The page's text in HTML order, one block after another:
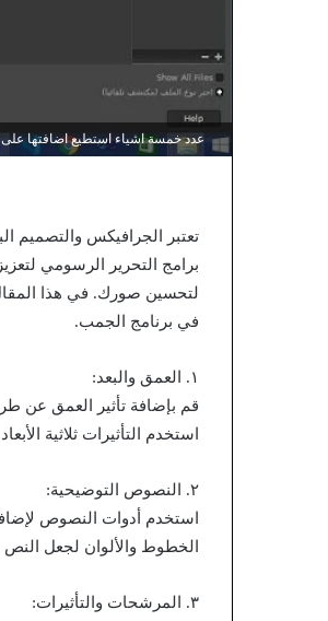
عدد خمسة اشياء استطيع اضافتها
تعتبر الجرافيكس والتصميم
برامج التحرير الرسومي
لتحسين صورك. في هذا
في برنامج الجمب.
١. العمق والبعد:
قم بإضافة تأثير العمق عن
استخدم التأثيرات ثلاثية
٢. النصوص التوضيحية:
استخدم أدوات النصوص
الخطوط والألوان لجعل
٣. المرشحات والتأثيرات: